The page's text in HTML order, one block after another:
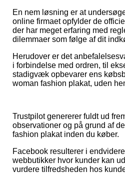
En nem løsning er at
online firmaet opfylder de
der har meget erfaring med
dilemmaer som følge af dit
Herudover er det
i forbindelse med ordren, til
stadigvæk opbevarer ens
woman fashion plakat, uden
Trustpilot genererer fuldt ud
observationer og på grund af
fashion plakat inden du køber.
Facebook resulterer i
webbutikker hvor kunder kan
vurdere tilfredsheden hos